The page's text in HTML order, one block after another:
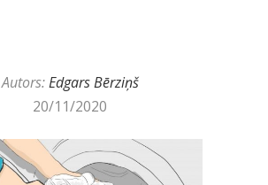
Autors:Edgars Bērziņš
20/11/2020